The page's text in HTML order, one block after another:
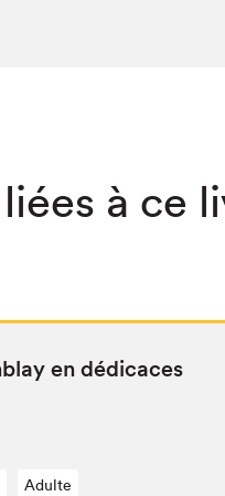
à ce
en dédicaces
Adulte